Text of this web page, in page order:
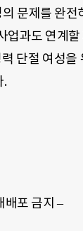
문제를 완전
업과도 연계
단절 여성을
.
포 금지 –